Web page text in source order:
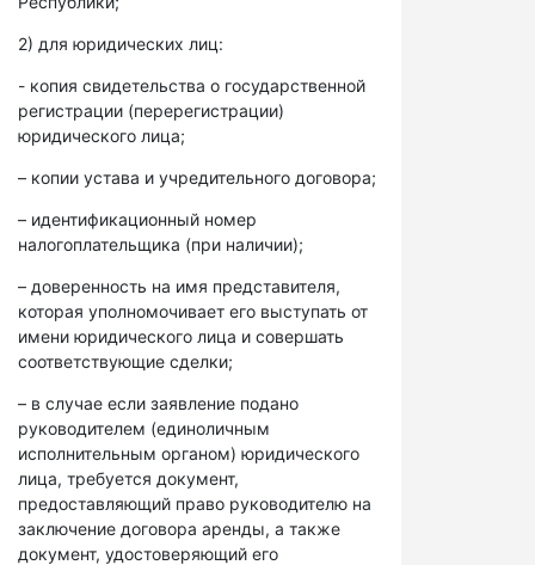
2) для юридических лиц:
- копия свидетельства о государственной
регистрации (перерегистрации)
юридического лица;
– копии устава и учредительного договора;
– идентификационный номер
налогоплательщика (при наличии);
– доверенность на имя представителя,
которая уполномочивает его выступать от
имени юридического лица и совершать
соответствующие сделки;
– в случае если заявление подано
руководителем (единоличным
исполнительным органом) юридического
лица, требуется документ,
предоставляющий право руководителю на
заключение договора аренды, а также
документ, удостоверяющий его